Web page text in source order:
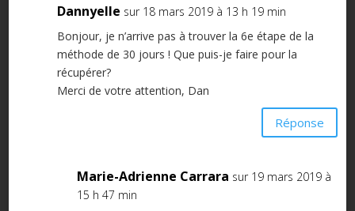
Dannyelle sur 18 mars 2019 à 13 h 19 min
Bonjour, je n’arrive pas à trouver la 6e étape de la
méthode de 30 jours ! Que puis-je faire pour la
récupérer?
Merci de votre attention, Dan
Réponse
Marie-Adrienne Carrara sur 19 mars 2019 à
15 h 47 min